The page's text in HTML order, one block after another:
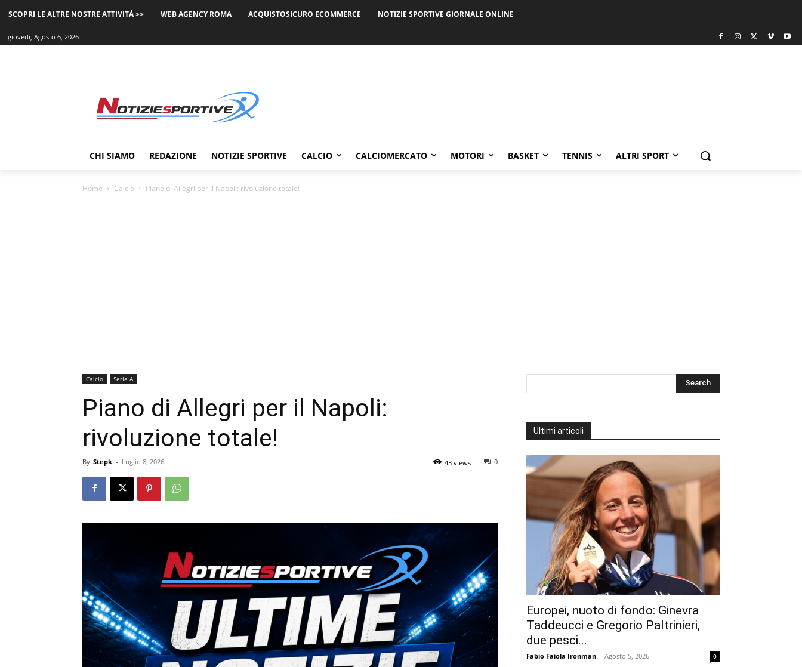
SCOPRI LE ALTRE NOSTRE ATTIVITÀ >> WEB AGENCY ROMA ACQUISTOSICURO ECOMMERCE NOTIZIE SPORTIVE GIORNALE ONLINE
giovedì, Agosto 6, 2026
CHI SIAMO REDAZIONE NOTIZIE SPORTIVE CALCIO CALCIOMERCATO MOTORI BASKET TENNIS ALTRI SPORT
Home Calcio Piano di Allegri per il Napoli: rivoluzione totale!
Calcio Serie A
Piano di Allegri per il Napoli:
rivoluzione totale!
By Stepk - Luglio 8, 2026 0
43 views
Ultimi articoli
Europei, nuoto di fondo: Ginevra
Taddeucci e Gregorio Paltrinieri,
due pesci...
Fabio Faiola Ironman - Agosto 5, 2026 0